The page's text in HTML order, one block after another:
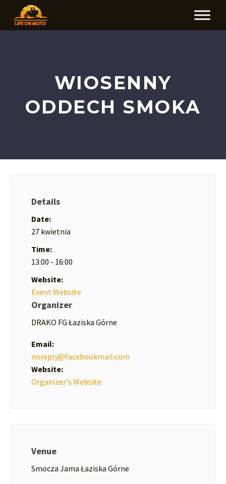
WIOSENNY
ODDECH SMOKA
Details
Date:
27 kwietnia
Time:
13:00 - 16:00
Website:
Event Website
Organizer
DRAKO FG Łaziska Górne
Email:
noreply@facebookmail.com
Website:
Organizer's Website
Venue
Smocza Jama Łaziska Górne